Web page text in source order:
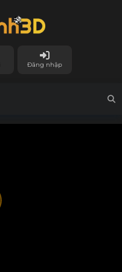
Đăng nhập